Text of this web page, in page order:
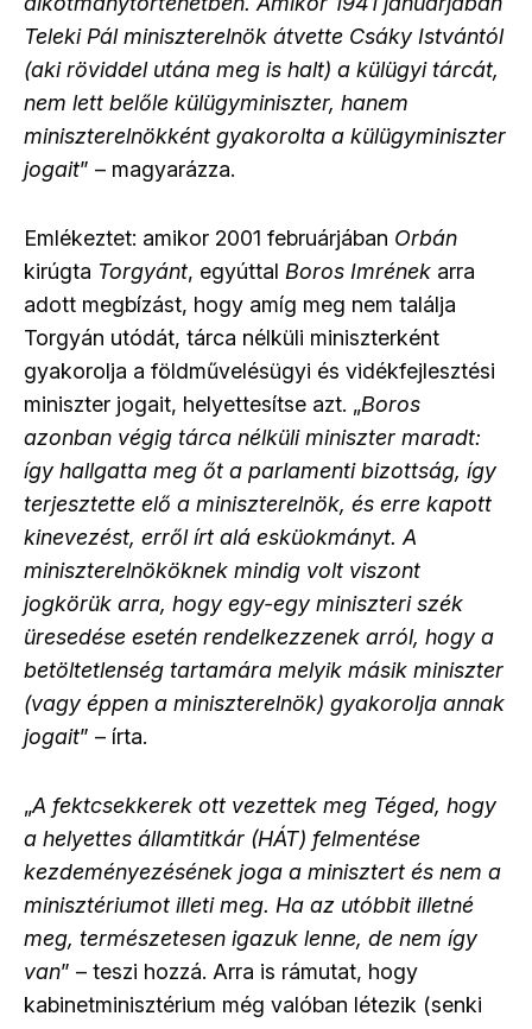
Teleki Pál miniszterelnök átvette Csáky Istvántól
(aki röviddel utána meg is halt) a külügyi tárcát,
nem lett belőle külügyminiszter, hanem
miniszterelnökként gyakorolta a külügyminiszter
jogait” – magyarázza.
Emlékeztet: amikor 2001 februárjában Orbán
kirúgta Torgyánt, egyúttal Boros Imrének arra
adott megbízást, hogy amíg meg nem találja
Torgyán utódát, tárca nélküli miniszterként
gyakorolja a földművelésügyi és vidékfejlesztési
miniszter jogait, helyettesítse azt. „Boros
azonban végig tárca nélküli miniszter maradt:
így hallgatta meg őt a parlamenti bizottság, így
terjesztette elő a miniszterelnök, és erre kapott
kinevezést, erről írt alá esküokmányt. A
miniszterelnököknek mindig volt viszont
jogkörük arra, hogy egy-egy miniszteri szék
üresedése esetén rendelkezzenek arról, hogy a
betöltetlenség tartamára melyik másik miniszter
(vagy éppen a miniszterelnök) gyakorolja annak
jogait” – írta.
„A fektcsekkerek ott vezettek meg Téged, hogy
a helyettes államtitkár (HÁT) felmentése
kezdeményezésének joga a minisztert és nem a
minisztériumot illeti meg. Ha az utóbbit illetné
meg, természetesen igazuk lenne, de nem így
van” – teszi hozzá. Arra is rámutat, hogy
kabinetminisztérium még valóban létezik (senki